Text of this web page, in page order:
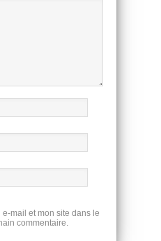
mail et mon site dans le
commentaire.